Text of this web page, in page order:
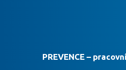
PREVENCE –